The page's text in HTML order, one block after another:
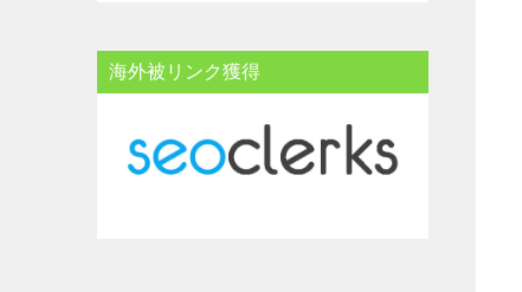
海外被リンク獲得